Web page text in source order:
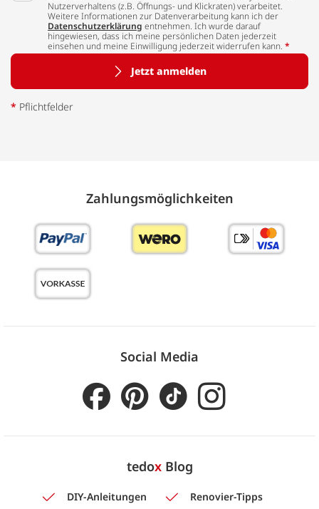
Nutzerverhaltens (z.B. Öffnungs- und Klickraten) verarbeitet.
Weitere Informationen zur Datenverarbeitung kann ich der
Datenschutzerklärung entnehmen. Ich wurde darauf
hingewiesen, dass ich meine persönlichen Daten jederzeit
einsehen und meine Einwilligung jederzeit widerrufen kann. *
Jetzt anmelden
* Pflichtfelder
Zahlungs­möglich­keiten
Social Media
tedoxBlog
DIY-Anleitungen
Renovier-Tipps